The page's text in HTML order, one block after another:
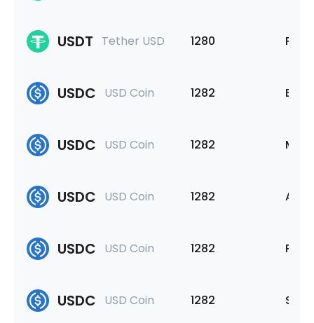
USDT Tether USD 1280
USDC USD Coin 1282
USDC USD Coin 1282 MON
USDC USD Coin 1282
USDC USD Coin 1282
USDC USD Coin 1282